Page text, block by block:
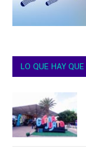
LO QUE HAY QUE